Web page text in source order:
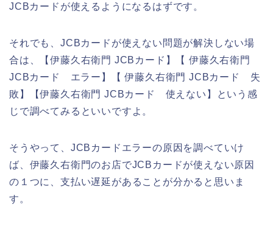
JCBカードが使えるようになるはずです。
それでも、JCBカードが使えない問題が解決しない場
合は、【伊藤久右衛門 JCBカード】【 伊藤久右衛門
JCBカード エラー】【 伊藤久右衛門 JCBカード 失
敗】【伊藤久右衛門 JCBカード 使えない】という感
じで調べてみるといいですよ。
そうやって、JCBカードエラーの原因を調べていけ
ば、伊藤久右衛門のお店でJCBカードが使えない原因
の１つに、支払い遅延があることが分かると思いま
す。